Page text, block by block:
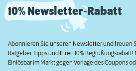
10% Newsletter-Rabatt
Abonnieren Sie unseren Newsletter und freuen
Ratgeber-Tipps und Ihren 10%
Einlösbar im Markt gegen Vorlage des Coupons